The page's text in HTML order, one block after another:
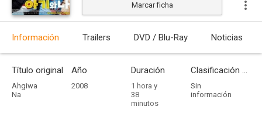
Estrenada
Marcar ficha
Información Trailers DVD / Blu-Ray Noticias
Título original
Ahgiwa
Na
Año
2008
Duración
1 hora y
38
minutos
Clasificación por edades
Sin
información